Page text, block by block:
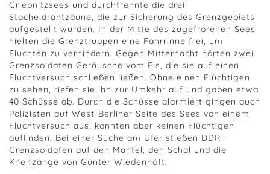
Griebnitzsees und durchtrennte die drei
Stacheldrahtzäune, die zur Sicherung des Grenzgebiets
aufgestellt wurden. In der Mitte des zugefrorenen Sees
hielten die Grenztruppen eine Fahrrinne frei, um
Fluchten zu verhindern. Gegen Mitternacht hörten zwei
Grenzsoldaten Geräusche vom Eis, die sie auf einen
Fluchtversuch schließen ließen. Ohne einen Flüchtigen
zu sehen, riefen sie ihn zur Umkehr auf und gaben etwa
40 Schüsse ab. Durch die Schüsse alarmiert gingen auch
Polizisten auf West-Berliner Seite des Sees von einem
Fluchtversuch aus, konnten aber keinen Flüchtigen
auffinden. Bei einer Suche am Ufer stießen DDR-
Grenzsoldaten auf den Mantel, den Schal und die
Kneifzange von Günter Wiedenhöft.